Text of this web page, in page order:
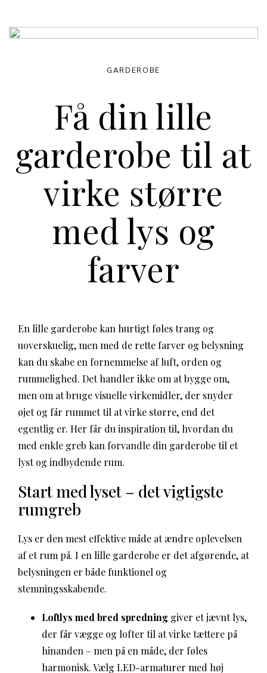
Få din lille
garderobe til at
virke større
med lys og
farver
GARDEROBE
En lille garderobe kan hurtigt føles trang og
uoverskuelig, men med de rette farver og belysning
kan du skabe en fornemmelse af luft, orden og
rummelighed. Det handler ikke om at bygge om,
men om at bruge visuelle virkemidler, der snyder
øjet og får rummet til at virke større, end det
egentlig er. Her får du inspiration til, hvordan du
med enkle greb kan forvandle din garderobe til et
lyst og indbydende rum.
Start med lyset – det vigtigste
rumgreb
Lys er den mest effektive måde at ændre oplevelsen
af et rum på. I en lille garderobe er det afgørende, at
belysningen er både funktionel og
stemningsskabende.
Loftlys med bred spredning giver et jævnt lys,
der får vægge og lofter til at virke tættere på
hinanden – men på en måde, der føles
harmonisk. Vælg LED-armaturer med høj